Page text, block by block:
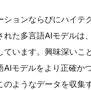
ションならびにハイテ
れた多言語AIモデルは
ています。興味深いこ
AIモデルをより正確か
のようなデータを収集